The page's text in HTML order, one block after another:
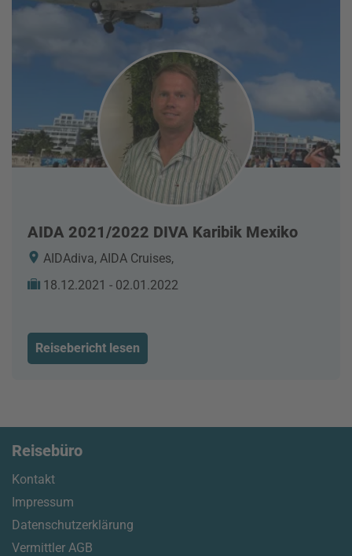
AIDA 2021/2022 DIVA Karibik Mexiko
AIDAdiva, AIDA Cruises,
18.12.2021 - 02.01.2022
Reisebericht lesen
Reisebüro
Kontakt
Impressum
Datenschutzerklärung
Vermittler AGB